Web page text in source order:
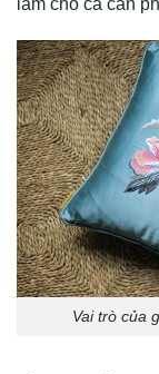
Vai trò của